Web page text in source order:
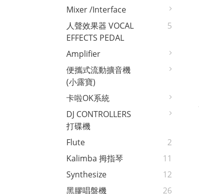
Mixer /interface
人聲效果器 VOCAL
EFFECTS PEDAL
5
Amplifier
便攜式流動擴音機
(小露寶)
卡啦OK系統
DJ CONTROLLERS
打碟機
Flute
2
Kalimba 拇指琴
11
Synthesize
12
黑膠唱盤機
26